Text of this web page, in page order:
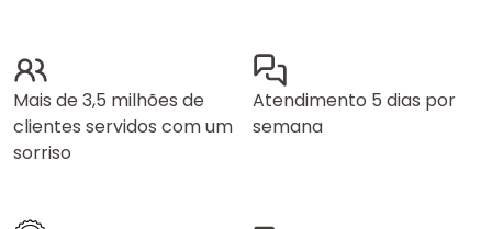
Mais de 3,5 milhões de
clientes servidos com um
sorriso
Atendimento 5 dias por
semana